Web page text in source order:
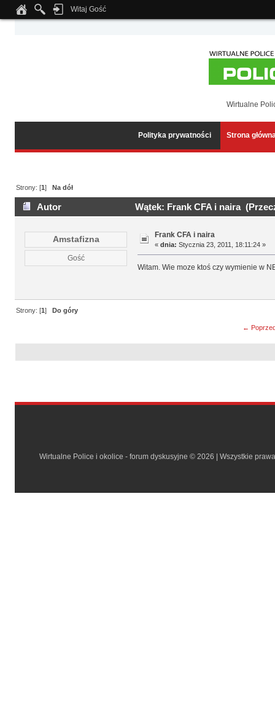
Notice: Undefined index: tapatalk_body_hook in
Witaj Gość
Wirtualne
Polityka prywatności Strona
Strony: [1]Na dół
Autor Wątek: Frank CFA i naira
Amstafizna
Gość
Frank CFA i naira
« dnia: Stycznia 23, 2011, 18:11:24 »
Witam. Wie moze ktoś czy wymienie w
Strony: [1]Do góry
←
Wirtualne Police i okolice - forum dyskusyjne © 2026 | Wszystkie